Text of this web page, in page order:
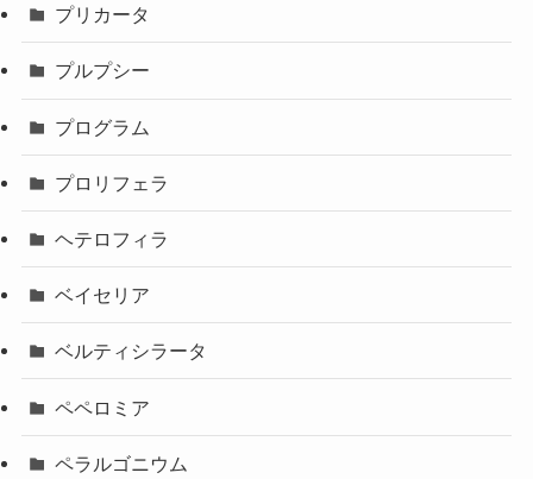
プリカータ
プルプシー
プログラム
プロリフェラ
ヘテロフィラ
ベイセリア
ベルティシラータ
ペペロミア
ペラルゴニウム